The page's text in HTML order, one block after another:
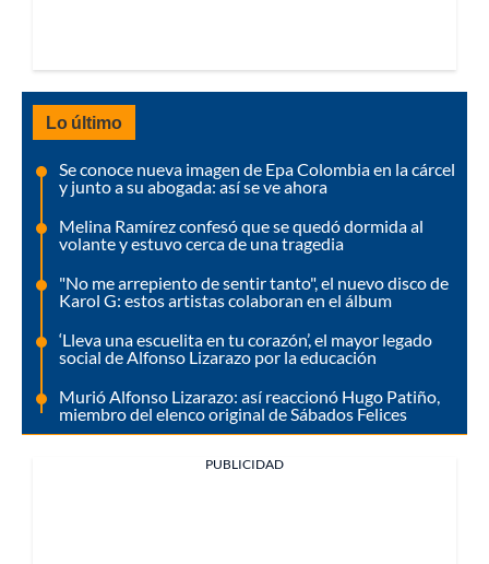
Lo último
Se conoce nueva imagen de Epa Colombia en la cárcel
y junto a su abogada: así se ve ahora
Melina Ramírez confesó que se quedó dormida al
volante y estuvo cerca de una tragedia
"No me arrepiento de sentir tanto", el nuevo disco de
Karol G: estos artistas colaboran en el álbum
‘Lleva una escuelita en tu corazón’, el mayor legado
social de Alfonso Lizarazo por la educación
Murió Alfonso Lizarazo: así reaccionó Hugo Patiño,
miembro del elenco original de Sábados Felices
PUBLICIDAD